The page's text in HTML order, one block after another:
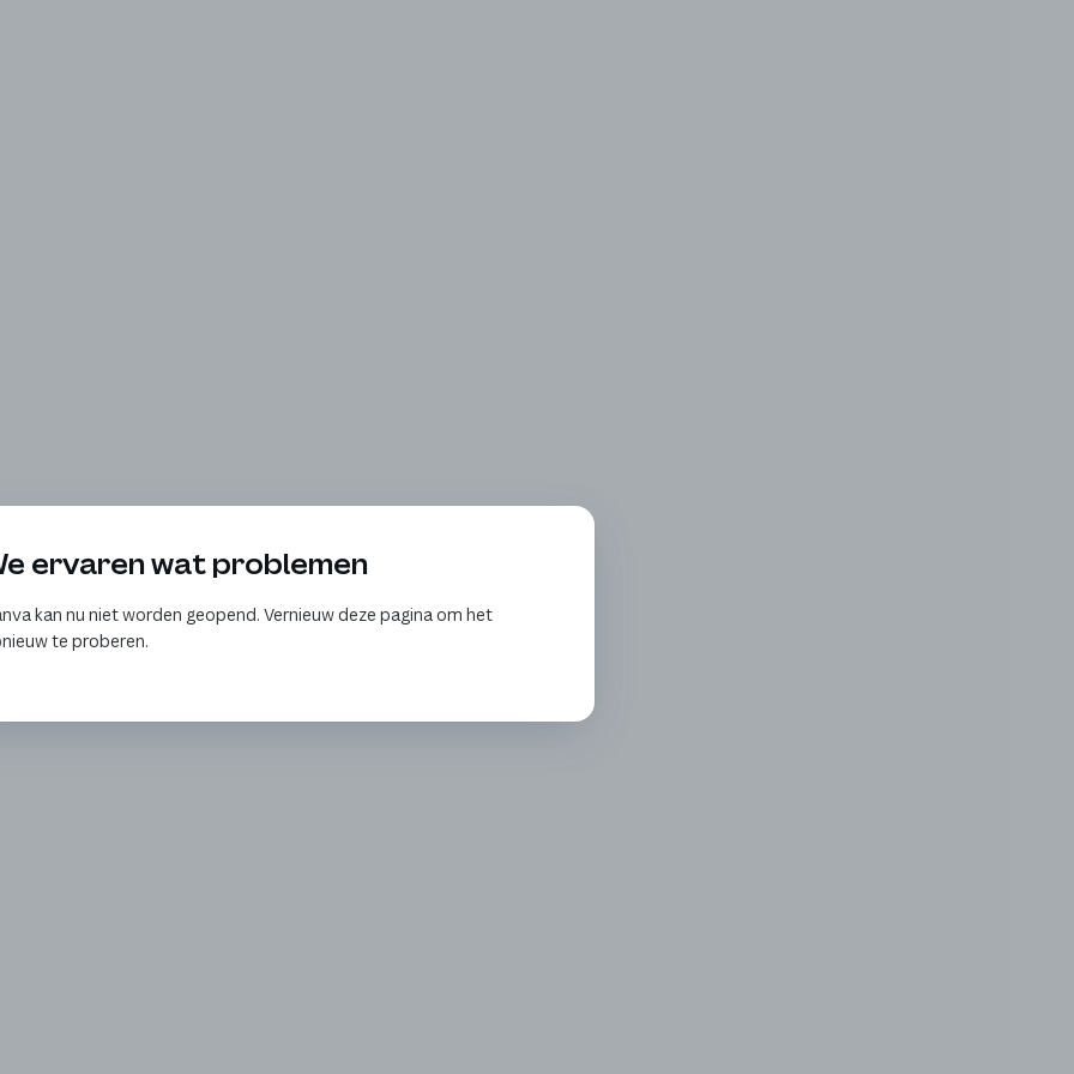
ervaren wat problemen
kan nu niet worden geopend. Vernieuw deze pagina om het
te proberen.